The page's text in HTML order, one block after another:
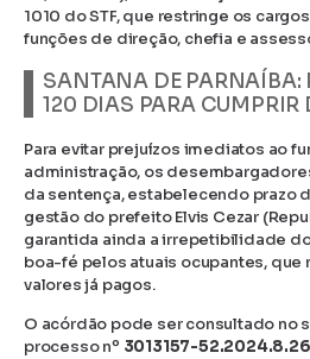
1010 do STF, que restringe os
funções de direção, chefia e
SANTANA DE PARNAÍBA:
120 DIAS PARA CUMPRIR
Para evitar prejuízos imediatos ao
administração, os
da sentença, estabelecendo prazo
gestão do prefeito Elvis Cezar
garantida ainda a irrepetibilidade
boa-fé pelos atuais ocupantes, que
valores já pagos.
O acórdão pode ser consultado no
processo nº 3013157-